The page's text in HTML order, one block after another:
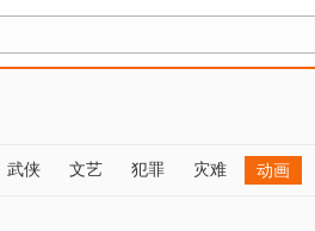
武侠 文艺 犯罪 灾难 动画